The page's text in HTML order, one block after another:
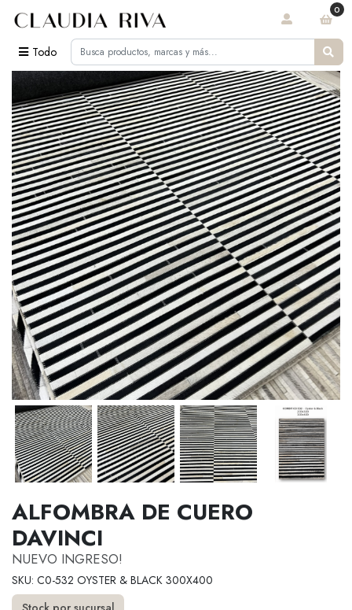
Todo
0
ALFOMBRA DE CUERO
DAVINCI
NUEVO INGRESO!
SKU: C0-532 OYSTER & BLACK 300X400